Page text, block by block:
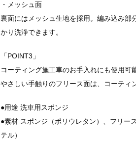
・メッシュ面
裏面にはメッシュ生地を採用。編み込み部
かり洗浄できます。
「POINT3」
コーティング施工車のお手入れにも使用可
やさしい手触りのフリース面は、コーティ
●用途 洗車用スポンジ
●素材 スポンジ（ポリウレタン）、フリー
テル）